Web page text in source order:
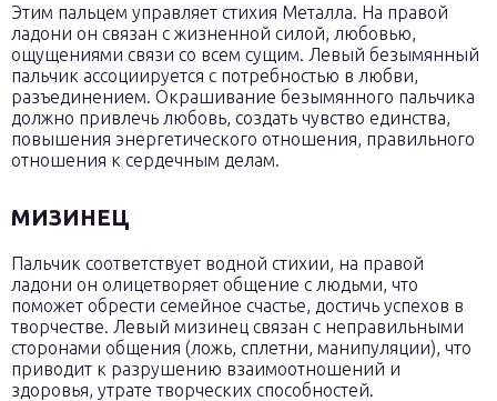
Этим пальцем управляет стихия Металла. На правой
ладони он связан с жизненной силой, любовью,
ощущениями связи со всем сущим. Левый безымянный
пальчик ассоциируется с потребностью в любви,
разъединением. Окрашивание безымянного пальчика
должно привлечь любовь, создать чувство единства,
повышения энергетического отношения, правильного
отношения к сердечным делам.
МИЗИНЕЦ
Пальчик соответствует водной стихии, на правой
ладони он олицетворяет общение с людьми, что
поможет обрести семейное счастье, достичь успехов в
творчестве. Левый мизинец связан с неправильными
сторонами общения (ложь, сплетни, манипуляции), что
приводит к разрушению взаимоотношений и
здоровья, утрате творческих способностей.